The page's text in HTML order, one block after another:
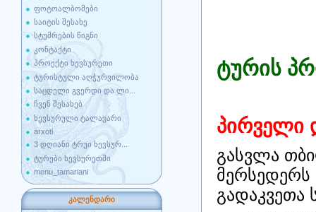
ფოტოალბომები
საიტის შესახე
სტუმრების წიგნი
კონტაქტი
პროექტი ხევსურეთი
ტურისტული აღჭურვილობა
საცდელი გვერდი და ლი...
ჩვენ შესახებ
ხევსურული ტალავარი
arxoti
3 დღიანი ტრუი ხევსურ...
ტურები ხევსურეთში
menu_tamariani
კალენდარი
ტურის
პირველი
გასვლა
მერსედერს
გადაკვეთა